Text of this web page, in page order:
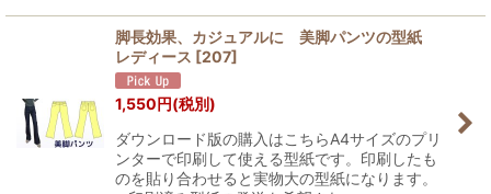
脚長効果、カジュアルに 美脚パンツの型紙
レディース [207]
1,550 円(税別)
ダウンロード版の購入はこちらA4サイズのプリ
ンターで印刷して使える型紙です。印刷したも
のを貼り合わせると実物大の型紙になります。